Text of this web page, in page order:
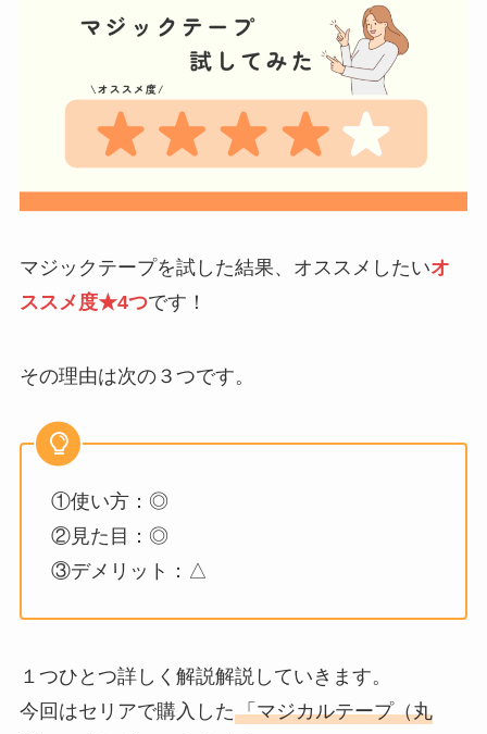
マジックテープを試した結果、オススメしたいオ
ススメ度★4つです！
その理由は次の３つです。
①使い方：◎
②見た目：◎
③デメリット：△
１つひとつ詳しく解説解説していきます。
今回はセリアで購入した「マジカルテープ（丸